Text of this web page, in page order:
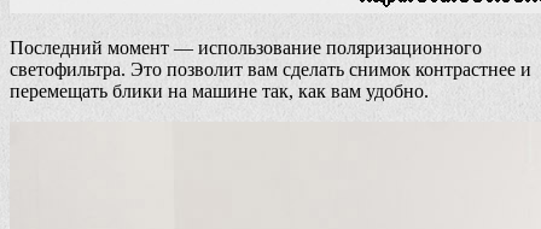
Последний момент — использование поляризационного
светофильтра. Это позволит вам сделать снимок контрастнее и
перемещать блики на машине так, как вам удобно.